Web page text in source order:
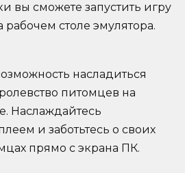
вы сможете запустить игру
столе эмулятора.
насладиться
питомцев на
Наслаждайтесь
и заботьтесь о своих
прямо с экрана ПК.